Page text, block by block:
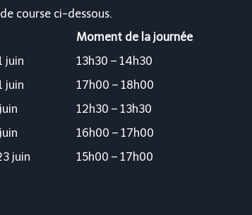
course ci-dessous.
Moment de la journée
juin
13h30 – 14h30
juin
17h00 – 18h00
12h30 – 13h30
16h00 – 17h00
juin 15h00 – 17h00